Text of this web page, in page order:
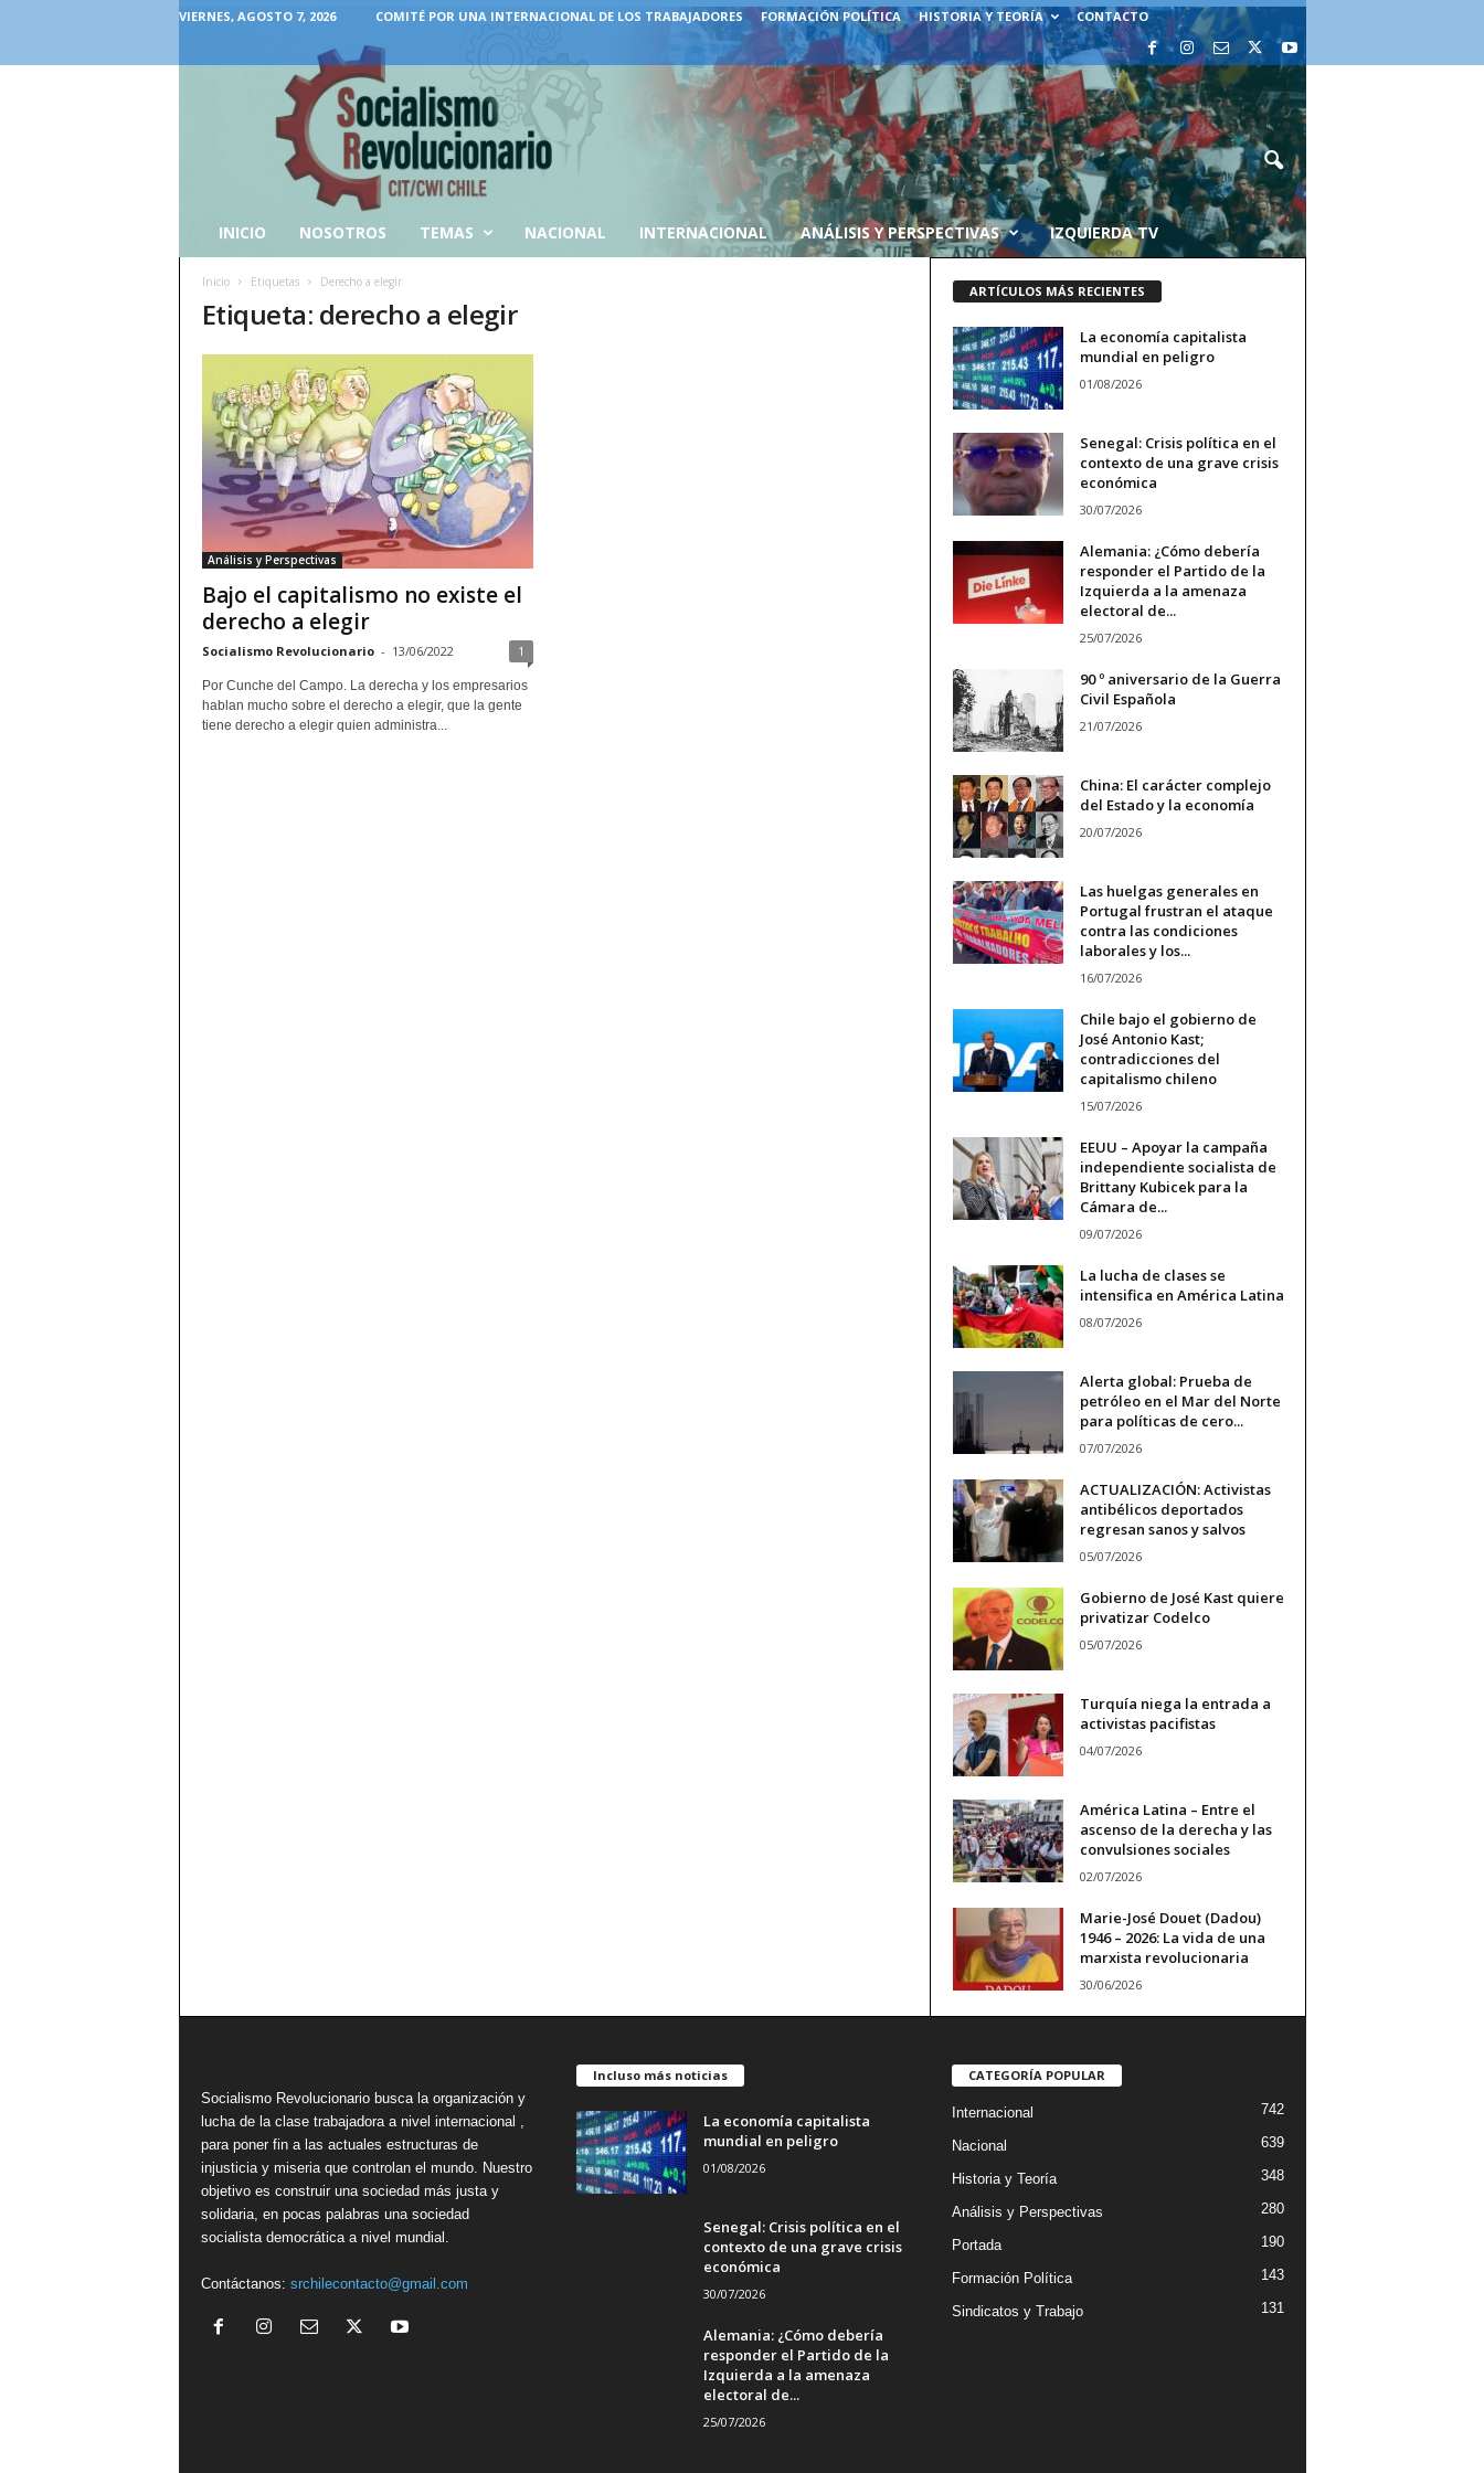
VIERNES, AGOSTO 7, 2026 COMITÉ POR UNA INTERNACIONAL DE LOS TRABAJADORES FORMACIÓN POLÍTICA HISTORIA Y TEORÍA CONTACTO
INICIO NOSOTROS TEMAS NACIONAL INTERNACIONAL ANÁLISIS Y PERSPECTIVAS IZQUIERDA TV
Inicio Etiquetas Derecho a elegir
Etiqueta: derecho a elegir
Análisis y Perspectivas
Bajo el capitalismo no existe el
derecho a elegir
Socialismo Revolucionario - 13/06/2022 1
Por Cunche del Campo. La derecha y los empresarios
hablan mucho sobre el derecho a elegir, que la gente
tiene derecho a elegir quien administra...
ARTÍCULOS MÁS RECIENTES
La economía capitalista
mundial en peligro
01/08/2026
Senegal: Crisis política en el
contexto de una grave crisis
económica
30/07/2026
Alemania: ¿Cómo debería
responder el Partido de la
Izquierda a la amenaza
electoral de...
25/07/2026
90 º aniversario de la Guerra
Civil Española
21/07/2026
China: El carácter complejo
del Estado y la economía
20/07/2026
Las huelgas generales en
Portugal frustran el ataque
contra las condiciones
laborales y los...
16/07/2026
Chile bajo el gobierno de
José Antonio Kast;
contradicciones del
capitalismo chileno
15/07/2026
EEUU – Apoyar la campaña
independiente socialista de
Brittany Kubicek para la
Cámara de...
09/07/2026
La lucha de clases se
intensifica en América Latina
08/07/2026
Alerta global: Prueba de
petróleo en el Mar del Norte
para políticas de cero...
07/07/2026
ACTUALIZACIÓN: Activistas
antibélicos deportados
regresan sanos y salvos
05/07/2026
Gobierno de José Kast quiere
privatizar Codelco
05/07/2026
Turquía niega la entrada a
activistas pacifistas
04/07/2026
América Latina – Entre el
ascenso de la derecha y las
convulsiones sociales
02/07/2026
Marie-José Douet (Dadou)
1946 – 2026: La vida de una
marxista revolucionaria
30/06/2026
Socialismo Revolucionario busca la organización y
lucha de la clase trabajadora a nivel internacional ,
para poner fin a las actuales estructuras de
injusticia y miseria que controlan el mundo. Nuestro
objetivo es construir una sociedad más justa y
solidaria, en pocas palabras una sociedad
socialista democrática a nivel mundial.
Contáctanos: srchilecontacto@gmail.com
Incluso más noticias
La economía capitalista
mundial en peligro
01/08/2026
Senegal: Crisis política en el
contexto de una grave crisis
económica
30/07/2026
Alemania: ¿Cómo debería
responder el Partido de la
Izquierda a la amenaza
electoral de...
25/07/2026
CATEGORÍA POPULAR
Internacional 742
Nacional 639
Historia y Teoría 348
Análisis y Perspectivas 280
Portada 190
Formación Política 143
Sindicatos y Trabajo 131